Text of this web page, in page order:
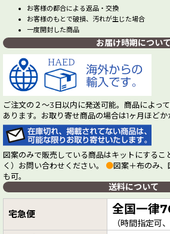
お客様の都合による返品・交換
お客様のもとで破損、汚れが生じた場合
一度開封した商品
お届け時期について
ご注文の２～3日以内に発送可能。商品によっ
あります。お取り寄せ商品の場合は1ヶ月ほどか
図案のみで販売している商品はキットにするこ
く）お問い合わせください。 ●図案＋布のみ
も可。
送料について
宅急便 全国一律
（時間指定可